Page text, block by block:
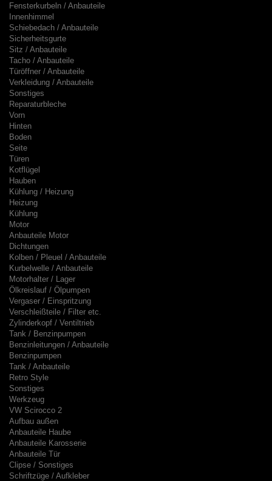
Fensterkurbeln / Anbauteile
Innenhimmel
Schiebedach / Anbauteile
Sicherheitsgurte
Sitz / Anbauteile
Tacho / Anbauteile
Türöffner / Anbauteile
Verkleidung / Anbauteile
Sonstiges
Reparaturbleche
Vorn
Hinten
Boden
Seite
Türen
Kotflügel
Hauben
Kühlung / Heizung
Heizung
Kühlung
Motor
Anbauteile Motor
Dichtungen
Kolben / Pleuel / Anbauteile
Kurbelwelle / Anbauteile
Motorhalter / Lager
Ölkreislauf / Ölpumpen
Vergaser / Einspritzung
Verschleißteile / Filter etc.
Zylinderkopf / Ventiltrieb
Tank / Benzinpumpen
Benzinleitungen / Anbauteile
Benzinpumpen
Tank / Anbauteile
Retro Style
Sonstiges
Werkzeug
VW Scirocco 2
Aufbau außen
Anbauteile Haube
Anbauteile Karosserie
Anbauteile Tür
Clipse / Sonstiges
Schriftzüge / Aufkleber